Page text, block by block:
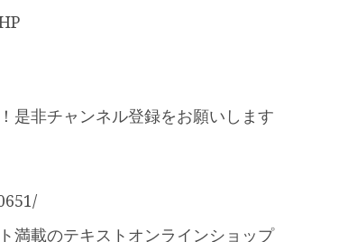
是非チャンネル登録をお願いします
満載のテキストオンラインショップ